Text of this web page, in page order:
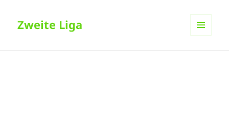
Zweite Liga